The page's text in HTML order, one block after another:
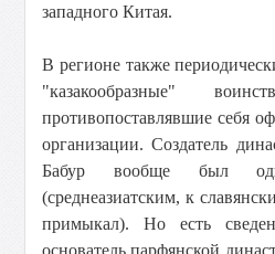
западного Китая.
В регионе также
"казакообразные"
противопоставлявшие себя
организации. Создатель
Бабур вообще был
(среднеазиатским, к
примыкал). Но есть
основатель парфянской